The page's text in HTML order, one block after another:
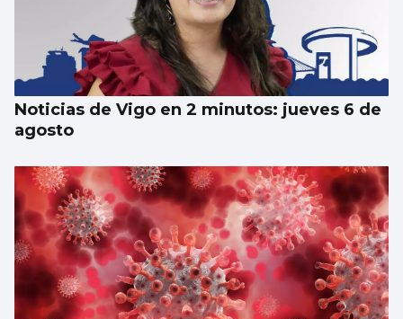
Las Cíes pasan de recoger 55.000 colillas a
las 1.215 de este verano
Noticias de Vigo en 2 minutos: jueves 6 de
agosto